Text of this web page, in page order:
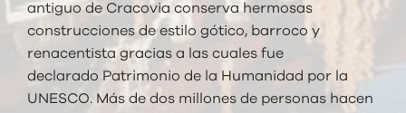
antiguo de Cracovia conserva hermosas
construcciones de estilo gótico, barroco y
renacentista gracias a las cuales fue
declarado Patrimonio de la Humanidad por la
UNESCO. Más de dos millones de personas hacen